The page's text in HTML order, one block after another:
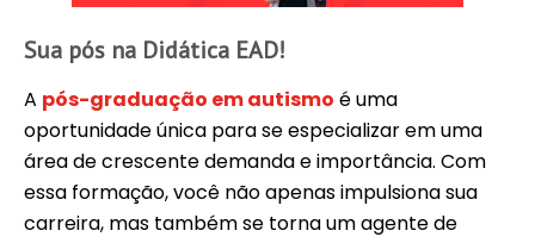
Sua pós na Didática EAD!
A pós-graduação em autismo é uma
oportunidade única para se especializar em uma
área de crescente demanda e importância. Com
essa formação, você não apenas impulsiona sua
carreira, mas também se torna um agente de